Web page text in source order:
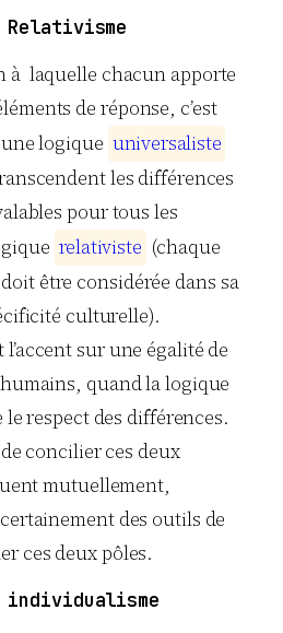
à laquelle chacun apporte
de réponse, c’est
logique universaliste
les différences
pour tous les
relativiste (chaque
être considérée dans sa
culturelle).
l’accent sur une égalité de
quand la logique
respect des différences.
concilier ces deux
mutuellement,
des outils de
ces deux pôles.